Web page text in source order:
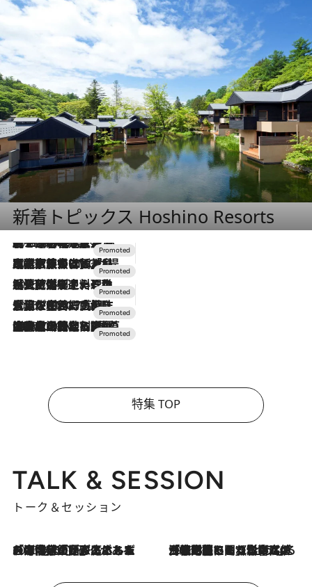
新着トピックス Hoshino Resorts
2026.8.7
【トンボの足水浴】ヒノキの香りに包まれて涼感マックス！約13℃の湧水かけ流しを避暑地「星野温泉 トンボの湯」で体験
2026.7.31
【ホテル帰省】という選択肢をOMOが提案。家族とほどよい距離を保つには「昼は実家、夜は気兼ねなくホテルで！」
2026.7.24
【夏限定ディナーコース】旬を迎える稚鮎や花ズッキーニなどをイタリア・トスカーナの郷土料理の手法で満喫！
2026.7.17
「土佐和ハーブかき氷」がOMO7高知に登場！生姜、山椒、大葉など目にも舌にも涼を呼ぶ郷土の味
2026.7.10
NEW OPEN！【界 草津】名湯の地に誕生。趣の異なる2種の温泉と上州ならではの会席・蕎麦割烹など美食を味わう究極の癒やし旅
特集 TOP
TALK & SESSION
トーク＆セッション
2026.8.3
「今後値上げがあるとすれば…」「リスクがあるのは今年の冬」エネルギー専門家が語る、ホルムズ海峡封鎖が家庭にもたらす“ある心配” 2026.8.3
「住宅建てられない…」「サーチャージ料の高値が続いている」ホルムズ海峡封鎖による影響はいつまで続く？《エネルギー専門家に聞く“どうなる日本の暮らし”》